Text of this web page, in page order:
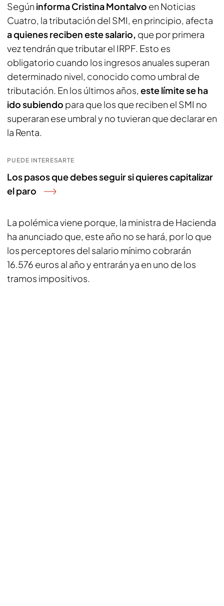
Según informa Cristina Montalvo en Noticias
Cuatro, la tributación del SMI, en principio, afecta
a quienes reciben este salario, que por primera
vez tendrán que tributar el IRPF. Esto es
obligatorio cuando los ingresos anuales superan
determinado nivel, conocido como umbral de
tributación. En los últimos años, este límite se ha
ido subiendo para que los que reciben el SMI no
superaran ese umbral y no tuvieran que declarar en
la Renta.
PUEDE INTERESARTE
Los pasos que debes seguir si quieres capitalizar
el paro
La polémica viene porque, la ministra de Hacienda
ha anunciado que, este año no se hará, por lo que
los perceptores del salario mínimo cobrarán
16.576 euros al año y entrarán ya en uno de los
tramos impositivos.